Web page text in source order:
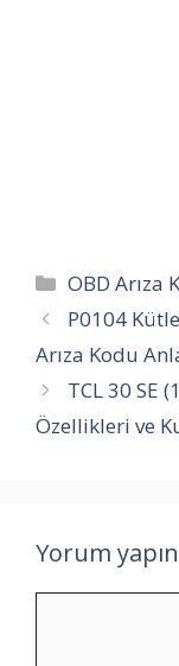
Kategoriler
OBD Arıza
P0104
Arıza Kodu
TCL 30 SE
Özellikleri ve
Yorum yapın